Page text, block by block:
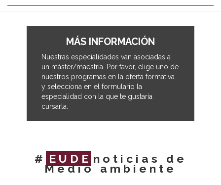
MÁS INFORMACIÓN
Nuestras especialidades van asociadas a
un máster/maestría. Por favor, elige uno de
nuestros programas en la oferta formativa
y selecciona en el formulario la
especialidad con la que te gustaría
cursarla.
# EUDE noticias de
Medio ambiente